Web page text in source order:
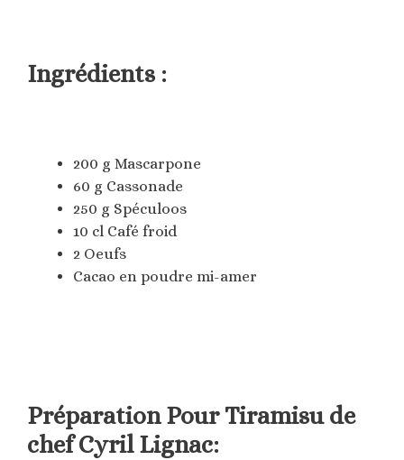
Ingrédients :
200 g Mascarpone
60 g Cassonade
250 g Spéculoos
10 cl Café froid
2 Oeufs
Cacao en poudre mi-amer
Préparation Pour Tiramisu de
chef Cyril Lignac: